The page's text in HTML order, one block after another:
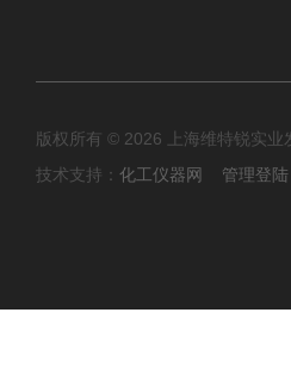
版权所有 © 2026 上海维特锐实
技术支持： 化工仪器网 管理登陆